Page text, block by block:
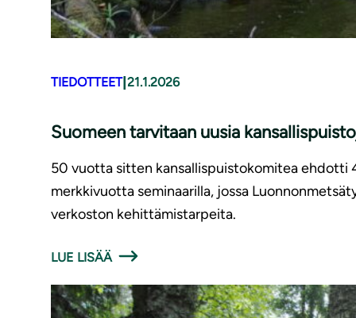
TIEDOTTEET| 21.1.2026
Suomeen tarvitaan uusia
50 vuotta sitten kansallispuistokomitea ehdotti
merkkivuotta seminaarilla, jossa
verkoston kehittämistarpeita.
LUE LISÄÄ